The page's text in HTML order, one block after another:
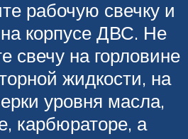
рабочую свечку и
корпусе ДВС. Не
свечу на горловине
жидкости, на
уровня масла,
карбюраторе, а